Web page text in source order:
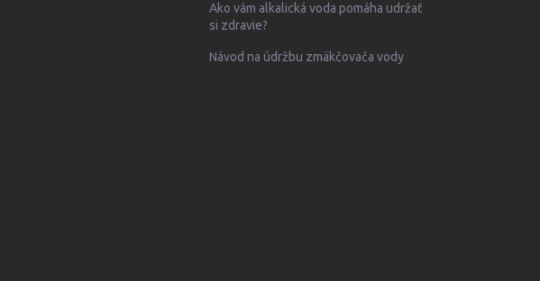
Ako vám alkalická voda pomáha udržať
si zdravie?
Návod na údržbu zmäkčovača vody